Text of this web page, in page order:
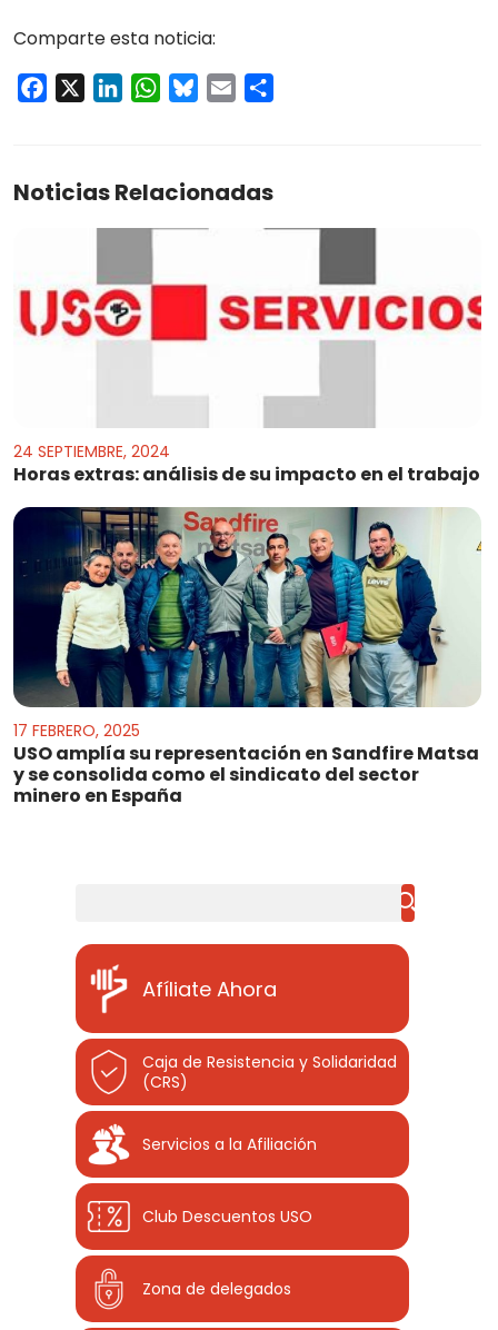
Comparte esta noticia:
Facebook LinkedInWhatsApp
Bluesky
Email
Noticias Relacionadas
24 SEPTIEMBRE, 2024
Horas extras: análisis de su impacto en el trabajo
17 FEBRERO, 2025
USO amplía su representación en Sandfire Matsa
y se consolida como el sindicato del sector
minero en España
Afíliate Ahora
Caja de Resistencia y Solidaridad
(CRS)
Servicios a la Afiliación
Club Descuentos USO
Zona de delegados